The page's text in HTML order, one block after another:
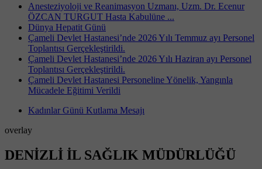
Anesteziyoloji ve Reanimasyon Uzmanı, Uzm. Dr. Ecenur
ÖZCAN TURGUT Hasta Kabulüne ...
Dünya Hepatit Günü
Çameli Devlet Hastanesi’nde 2026 Yılı Temmuz ayı Personel
Toplantısı Gerçekleştirildi.
Çameli Devlet Hastanesi’nde 2026 Yılı Haziran ayı Personel
Toplantısı Gerçekleştirildi.
Çameli Devlet Hastanesi Personeline Yönelik, Yangınla
Mücadele Eğitimi Verildi
Kadınlar Günü Kutlama Mesajı
overlay
DENİZLİ İL SAĞLIK MÜDÜRLÜĞÜ